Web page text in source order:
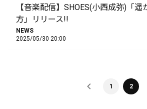
【音楽配信】SHOES(小西成弥)「遥
方」リリース!!
NEWS
2025/05/30 20:00
1 2